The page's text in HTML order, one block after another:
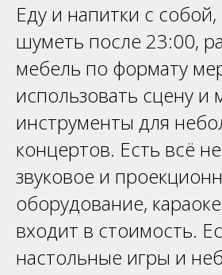
Еду и напитки с
шуметь после 23:00,
мебель по формату
использовать сцену и
инструменты для
концертов. Есть всё
звуковое и
оборудование,
входит в стоимость.
настольные игры и